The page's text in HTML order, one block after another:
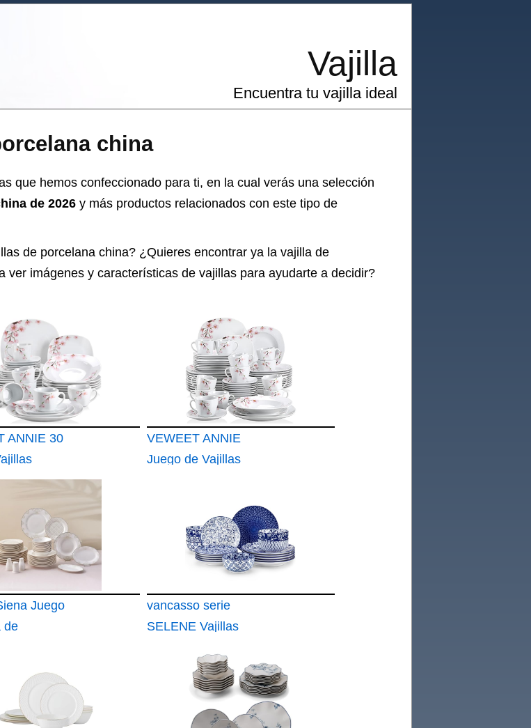
china
Vajilla
Encuentra tu vajilla ideal
que hemos confeccionado para ti, en la cual verás una selección
de 2026 y más productos relacionados con este tipo de
de porcelana china? ¿Quieres encontrar ya la vajilla de
ver imágenes y características de vajillas para ayudarte a decidir?
ANNIE 30
6
VEWEET ANNIE
Juego de Vajillas
Motivo Floral Rosa 12
Tazas 175 ml
Juego
de
vancasso serie
SELENE Vajillas
Personas